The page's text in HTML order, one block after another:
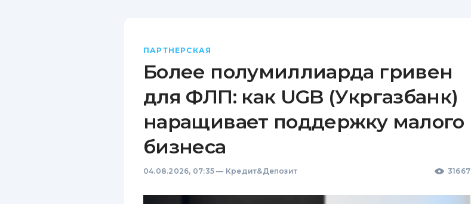
ПАРТНЕРСКАЯ
Более полумиллиарда гривен
для ФЛП: как UGB (Укргазбанк)
наращивает поддержку малого
бизнеса
04.08.2026, 07:35 — Кредит&Депозит 31667